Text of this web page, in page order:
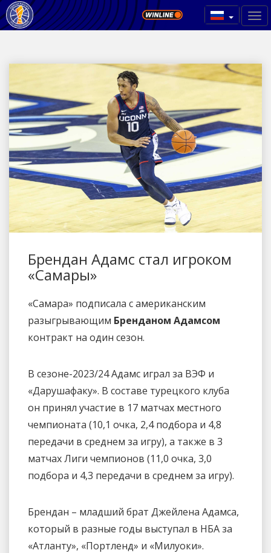
Брендан Адамс стал игроком
«Самары»
«Самара» подписала с американским
разыгрывающим Бренданом Адамсом
контракт на один сезон.
В сезоне-2023/24 Адамс играл за ВЭФ и
«Дарушафаку». В составе турецкого клуба
он принял участие в 17 матчах местного
чемпионата (10,1 очка, 2,4 подбора и 4,8
передачи в среднем за игру), а также в 3
матчах Лиги чемпионов (11,0 очка, 3,0
подбора и 4,3 передачи в среднем за игру).
Брендан – младший брат Джейлена Адамса,
который в разные годы выступал в НБА за
«Атланту», «Портленд» и «Милуоки».